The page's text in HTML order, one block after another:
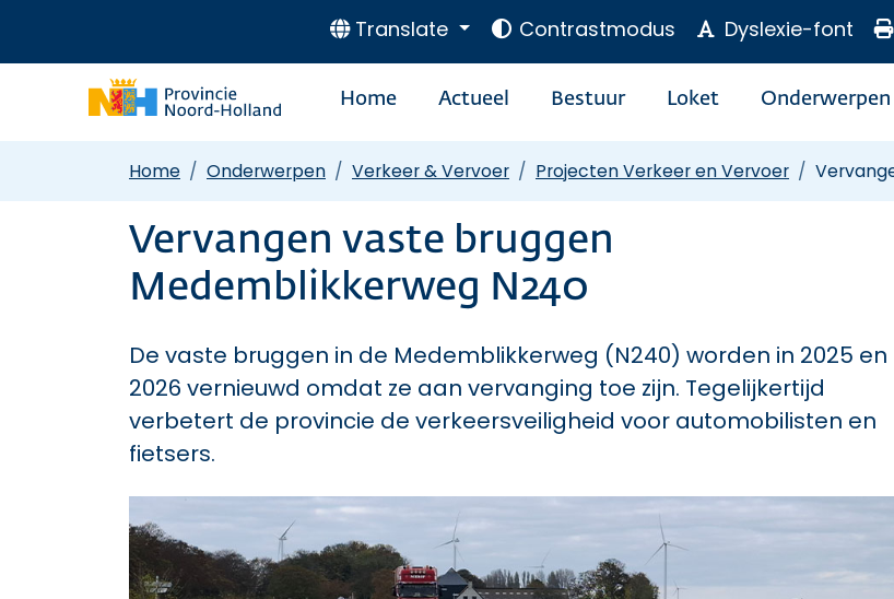
Translate Contrastmodus Dyslexie-font
Home Actueel Bestuur Loket Onderwerpen
Home Onderwerpen Verkeer & Vervoer Projecten Verkeer en Vervoer
Vervangen vaste bruggen
Medemblikkerweg N240
De vaste bruggen in de Medemblikkerweg (N240) worden in 2025 en
2026 vernieuwd omdat ze aan vervanging toe zijn. Tegelijkertijd
verbetert de provincie de verkeersveiligheid voor automobilisten en
fietsers.